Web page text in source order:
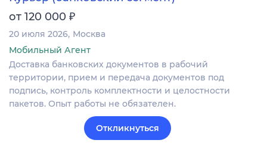
от 120 000 ₽
20 июля 2026 Москва
Мобильный Агент
Доставка банковских документов в рабочий
территории, прием и передача документов под
подпись, контроль комплектности и целостности
пакетов. Опыт работы не обязателен.
Откликнуться